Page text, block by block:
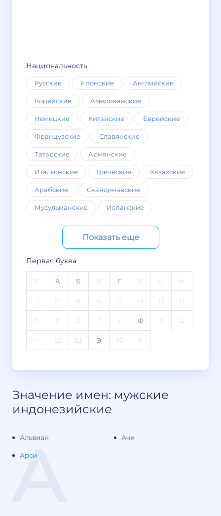
Национальность
Русские Японские Английские
Корейские Американские
Немецкие Китайские Еврейские
Французские Славянские
Татарские Армянские
Итальянские Греческие Казахские
Арабские Скандинавские
Мусульманские Испанские
Показать еще
Первая буква
C А Б В Г Д Е Ж
З И Й К Л М Н О
П Р С Т У Ф Х Ц
Ч Э Ю Я
Значение имен: мужские
индонезийские
А
Альвиан
Арси
Ачи